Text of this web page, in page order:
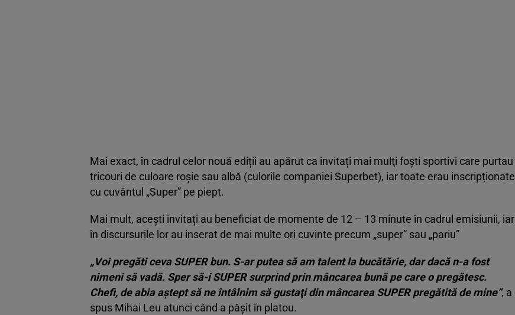
Mai exact, în cadrul celor nouă ediții au apărut ca invitați mai mulţi foşti sportivi care purtau
tricouri de culoare roșie sau albă (culorile companiei Superbet), iar toate erau inscripționate
cu cuvântul „Super” pe piept.
Mai mult, acești invitați au beneficiat de momente de 12 – 13 minute în cadrul emisiunii, iar
în discursurile lor au inserat de mai multe ori cuvinte precum „super” sau „pariu”
„Voi pregăti ceva SUPER bun. S-ar putea să am talent la bucătărie, dar dacă n-a fost
nimeni să vadă. Sper să-i SUPER surprind prin mâncarea bună pe care o pregătesc.
Chefi, de abia aştept să ne întâlnim să gustaţi din mâncarea SUPER pregătită de mine”, a
spus Mihai Leu atunci când a pășit în platou.